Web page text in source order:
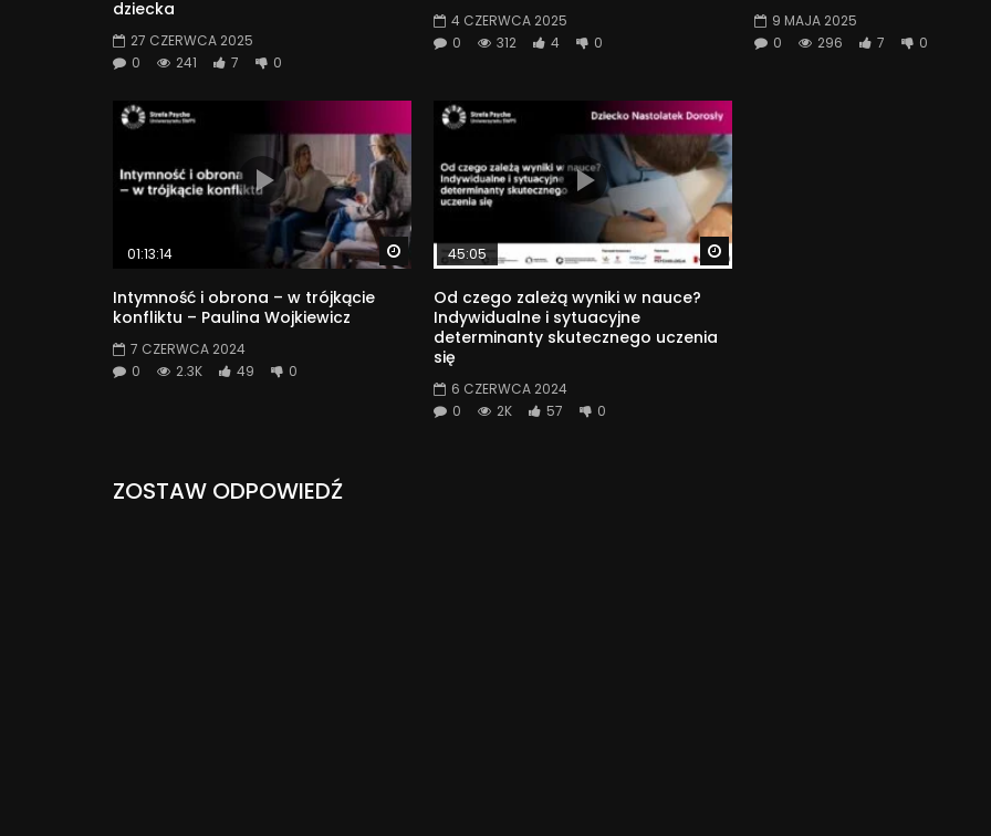
dziecka
27 CZERWCA 2025
0
241 7 0
4 CZERWCA 2025
0
312 4 0
9 MAJA 2025
0
296 7 0
Watch Later
01:13:14
Intymność i obrona – w trójkącie
konfliktu – Paulina Wojkiewicz
7 CZERWCA 2024
0
2.3K 49 0
Watch Later
45:05
Od czego zależą wyniki w nauce?
Indywidualne i sytuacyjne
determinanty skutecznego uczenia
się
6 CZERWCA 2024
0
2K 57 0
ZOSTAW ODPOWIEDŹ